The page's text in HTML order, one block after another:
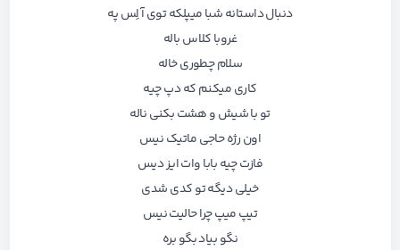
دﻧﺒﺎل داﺳﺘﺎﻧﻪ ﺷﺒﺎ ﻣﻴﭙﻠﻜﻪ ﺗﻮی آ اِﺲ ﭘﻪ
ﻏﺮوﺑﺎ ﻛﻠﺎس ﺑﺎﻟﻪ
ﺳﻠﺎم ﭼﻄﻮری ﺧﺎﻟﻪ
ﻛﺎری ﻣﻴﻜﻨﻢ ﻛﻪ دپ ﭼﻴﻪ
ﺗﻮ ﺑﺎ ﺷﻴﺶ و ﻫﺸﺖ ﺑﻜﻨﻰ ﻧﺎﻟﻪ
اون رژه ﺣﺎﺟﻰ ﻣﺎﺗﻴﮏ ﻧﻴﺲ
ﻓﺎزت ﭼﻴﻪ ﺑﺎﺑﺎ وات اﻳﺰ دﻳﺲ
ﺧﻴﻠﻰ دﻳﮕﻪ ﺗﻮ ﻛﺪی ﺷﺪی
ﺗﻴﭗ ﻣﻴﭗ ﭼﺮا ﺣﺎﻟﻴﺖ ﻧﻴﺲ
ﻧﮕﻮ ﺑﻴﺎد ﺑﮕﻮ ﺑﺮه